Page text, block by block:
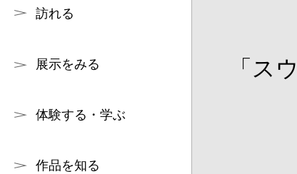
訪れる
展示をみる
体験する・学ぶ
作品を知る
「ス